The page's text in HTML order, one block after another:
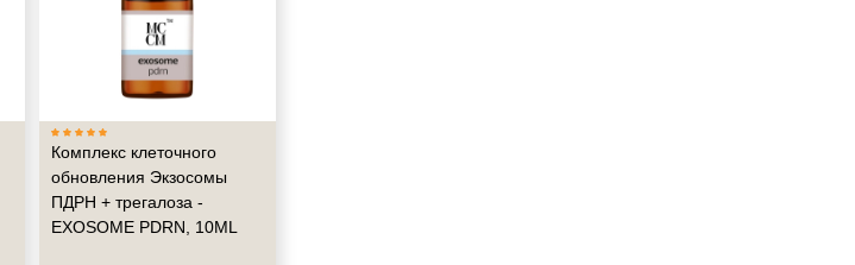
Комплекс клеточного
обновления Экзосомы
ПДРН + трегалоза -
EXOSOME PDRN, 10ML